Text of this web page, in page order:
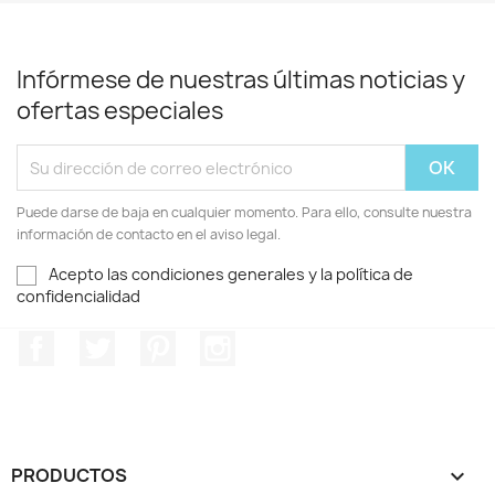
Infórmese de nuestras últimas noticias y
ofertas especiales
Puede darse de baja en cualquier momento. Para ello, consulte nuestra
información de contacto en el aviso legal.
Acepto las condiciones generales y la política de
confidencialidad
PRODUCTOS 